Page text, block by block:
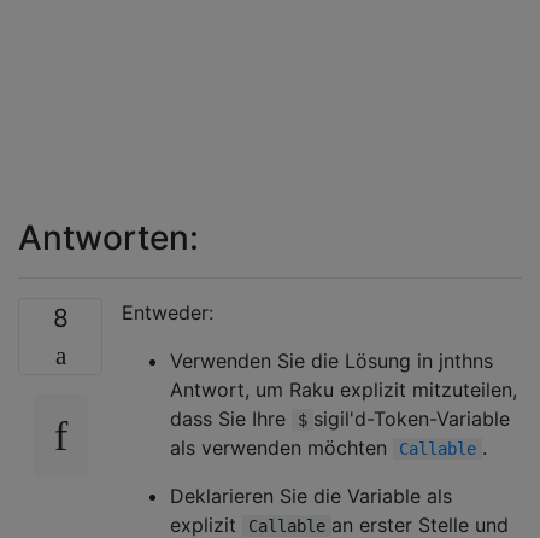
Antworten:
8
Entweder:
Verwenden Sie die Lösung in jnthns
Antwort, um Raku explizit mitzuteilen,
dass Sie Ihre
$ sigil'd-Token-Variable
als verwenden möchten
Callable .
Deklarieren Sie die Variable als
explizit
Callable an erster Stelle und